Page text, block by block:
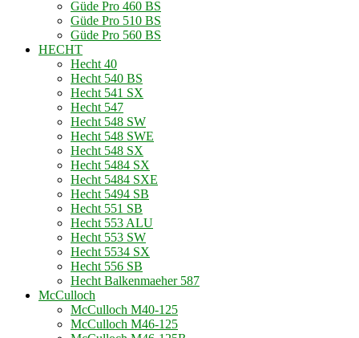
Güde Pro 460 BS
Güde Pro 510 BS
Güde Pro 560 BS
HECHT
Hecht 40
Hecht 540 BS
Hecht 541 SX
Hecht 547
Hecht 548 SW
Hecht 548 SWE
Hecht 548 SX
Hecht 5484 SX
Hecht 5484 SXE
Hecht 5494 SB
Hecht 551 SB
Hecht 553 ALU
Hecht 553 SW
Hecht 5534 SX
Hecht 556 SB
Hecht Balkenmaeher 587
McCulloch
McCulloch M40-125
McCulloch M46-125